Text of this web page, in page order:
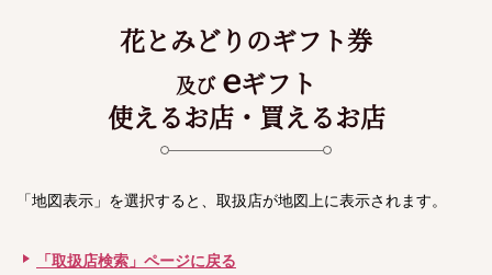
花とみどりのギフト券
及び eギフト
使えるお店・買えるお店
「地図表示」を選択すると、取扱店が地図上に表示されます。
「取扱店検索」ページに戻る